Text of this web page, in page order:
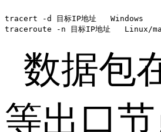
tracert -d 目标IP地址   Windows
traceroute -n 目标IP地址   Linux/
数据包
等出口